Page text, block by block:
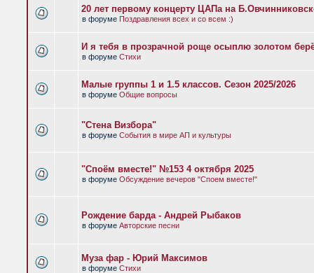
20 лет первому концерту ЦАПа на
в форуме Поздравления всех и со всем :)
И я тебя в прозрачной роще осыплю золотом
в форуме Стихи
Малые группы 1 и 1.5 классов. Сезон 2025/2026
в форуме Общие вопросы
"Стена Визбора"
в форуме События в мире АП и культуры
"Споём вместе!" №153 4 октября 2025
в форуме Обсуждение вечеров "Споем вместе!"
Рождение барда - Андрей Рыбаков
в форуме Авторские песни
Муза фар - Юрий Максимов
в форуме Стихи